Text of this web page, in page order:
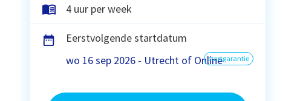
4 uur per week
Eerstvolgende startdatum
wo 16 sep 2026 - Utrecht of Onlinestartgarantie